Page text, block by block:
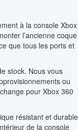
à la console Xbox
l’ancienne coque
que tous les ports et
stock. Nous vous
ou
pour Xbox 360
résistant et durable
de la console